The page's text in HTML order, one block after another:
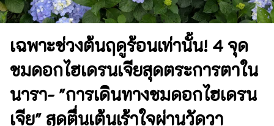
เฉพาะช่วงต้นฤดูร้อนเท่านั้น! 4 จุด
ชมดอกไฮเดรนเจียสุดตระการตาใน
นารา- "การเดินทางชมดอกไฮเดรน
เจีย" สุดตื่นเต้นเร้าใจผ่านวัดวา